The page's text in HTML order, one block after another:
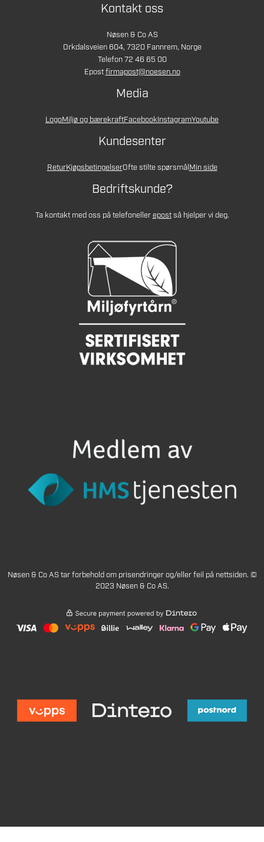
Kontakt oss
Nøsen & Co AS
Orkdalsveien 604, 7320 Fannrem, Norge
Telefon 72 46 65 00
Epostfirmapost@noesen.no
Media
LogoMiljø og bærekraftFacebookInstagramYoutube
Kundesenter
ReturKjøpsbetingelserOfte stilte spørsmålMin side
Bedriftskunde?
Ta kontakt med oss på telefonellerepostså hjelper vi deg.
Nøsen & Co AS tar forbehold om prisendringer og/eller feil på nettsiden. ©
2023 Nøsen & Co AS.